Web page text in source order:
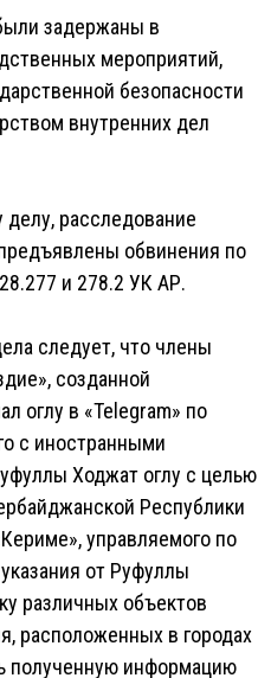
задержаны в
мероприятий,
безопасности
внутренних дел
расследование
обвинения по
и 278.2 УК АР.
следует, что члены
созданной
оглу в «Telegram» по
с иностранными
Ходжат оглу с целью
Республики
управляемого по
от Руфуллы
различных объектов
расположенных в городах
полученную информацию